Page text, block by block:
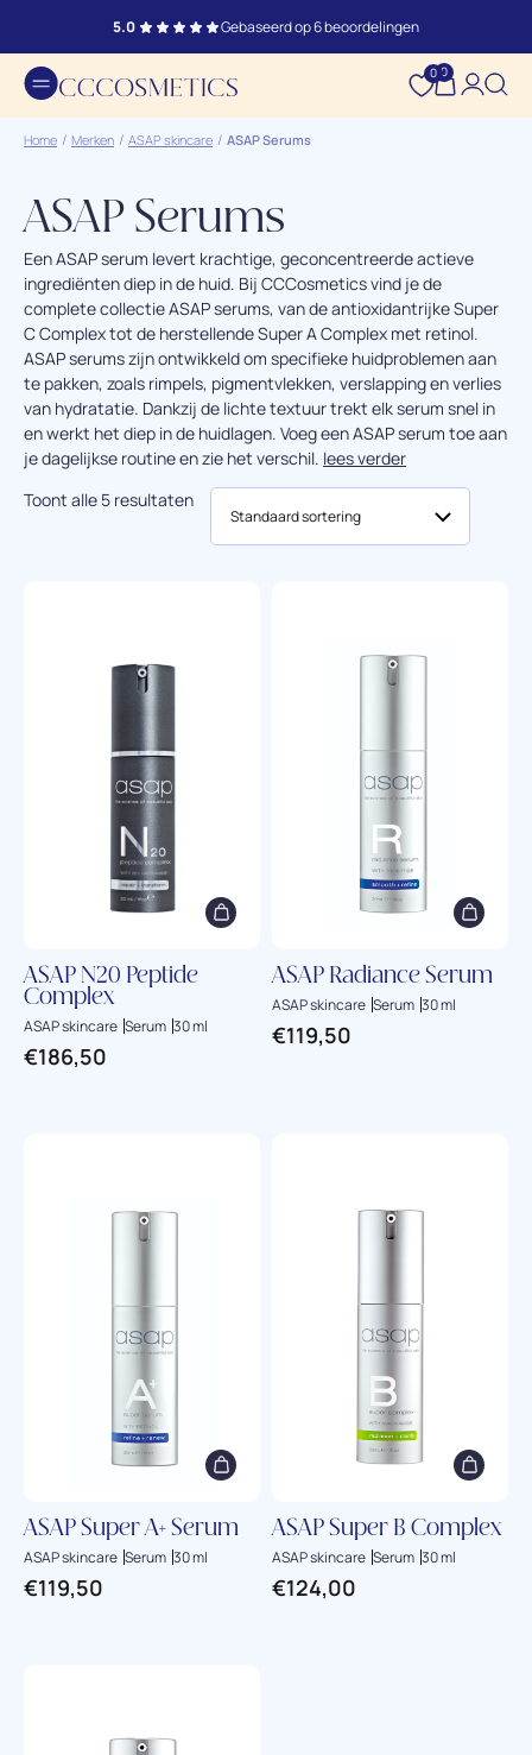
5.0 Gebaseerd op 6 beoordelingen
0 0
Home Merken ASAP skincare ASAP Serums
ASAP Serums
Een ASAP serum levert krachtige, geconcentreerde actieve
ingrediënten diep in de huid. Bij CCCosmetics vind je de
complete collectie ASAP serums, van de antioxidantrijke Super
C Complex tot de herstellende Super A Complex met retinol.
ASAP serums zijn ontwikkeld om specifieke huidproblemen aan
te pakken, zoals rimpels, pigmentvlekken, verslapping en verlies
van hydratatie. Dankzij de lichte textuur trekt elk serum snel in
en werkt het diep in de huidlagen. Voeg een ASAP serum toe aan
je dagelijkse routine en zie het verschil. lees verder
Toont alle 5 resultaten
ASAP N20 Peptide
Complex
ASAP skincare Serum 30 ml
€186,50
ASAP Radiance Serum
ASAP skincare Serum 30 ml
€119,50
ASAP Super A+ Serum
ASAP skincare Serum 30 ml
€119,50
ASAP Super B Complex
ASAP skincare Serum 30 ml
€124,00